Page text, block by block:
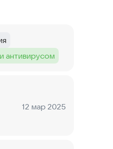
антивирусом
Дата:
12 мар 2025